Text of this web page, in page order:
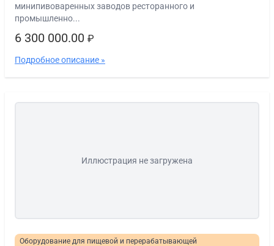
минипивоваренных заводов ресторанного и
промышленно...
6 300 000.00 ₽
Подробное описание »
Иллюстрация не загружена
Оборудование для пищевой и перерабатывающей